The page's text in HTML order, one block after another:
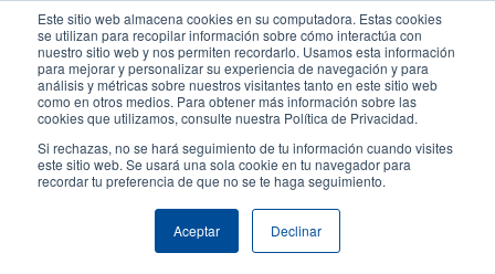
Este sitio web almacena cookies en su computadora. Estas cookies
se utilizan para recopilar información sobre cómo interactúa con
nuestro sitio web y nos permiten recordarlo. Usamos esta información
para mejorar y personalizar su experiencia de navegación y para
análisis y métricas sobre nuestros visitantes tanto en este sitio web
como en otros medios. Para obtener más información sobre las
cookies que utilizamos, consulte nuestra Política de Privacidad.
Si rechazas, no se hará seguimiento de tu información cuando visites
este sitio web. Se usará una sola cookie en tu navegador para
recordar tu preferencia de que no se te haga seguimiento.
Aceptar Declinar
contenido
principal
User
account
menu
User
Header
Selector de productos
Impulsando un Futuro Sostenible:
Impresión Eco-Consciente con